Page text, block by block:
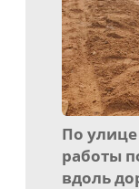
По улице
работы
вдоль